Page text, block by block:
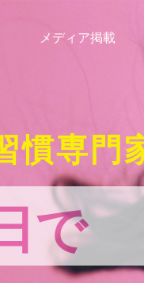
メディア掲載
慣専門
で